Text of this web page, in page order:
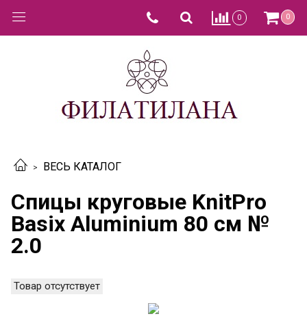
0 0
ВЕСЬ КАТАЛОГ
Спицы круговые KnitPro
Basix Aluminium 80 см №
2.0
Товар отсутствует